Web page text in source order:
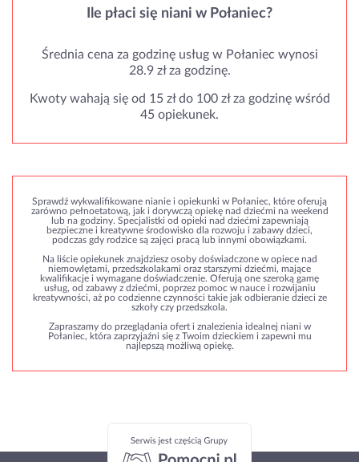
Ile płaci się niani w Połaniec?
Średnia cena za godzinę usług w Połaniec wynosi
28.9 zł za godzinę.
Kwoty wahają się od 15 zł do 100 zł za godzinę wśród
45 opiekunek.
Sprawdź wykwalifikowane nianie i opiekunki w Połaniec, które oferują
zarówno pełnoetatową, jak i dorywczą opiekę nad dziećmi na weekend
lub na godziny. Specjalistki od opieki nad dziećmi zapewniają
bezpieczne i kreatywne środowisko dla rozwoju i zabawy dzieci,
podczas gdy rodzice są zajęci pracą lub innymi obowiązkami.
Na liście opiekunek znajdziesz osoby doświadczone w opiece nad
niemowlętami, przedszkolakami oraz starszymi dziećmi, mające
kwalifikacje i wymagane doświadczenie. Oferują one szeroką gamę
usług, od zabawy z dziećmi, poprzez pomoc w nauce i rozwijaniu
kreatywności, aż po codzienne czynności takie jak odbieranie dzieci ze
szkoły czy przedszkola.
Zapraszamy do przeglądania ofert i znalezienia idealnej niani w
Połaniec, która zaprzyjaźni się z Twoim dzieckiem i zapewni mu
najlepszą możliwą opiekę.